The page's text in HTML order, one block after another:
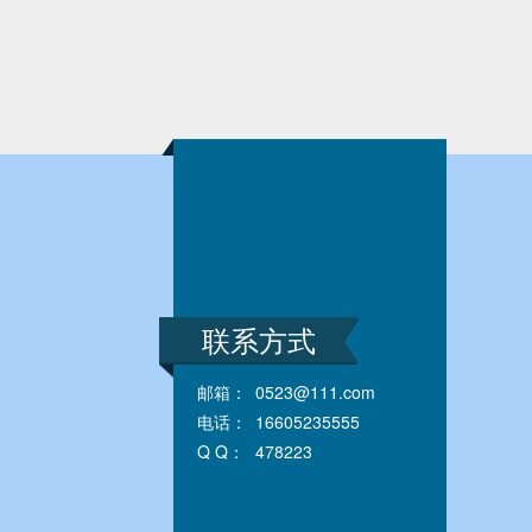
联系方式
邮箱：
0523@111.com
电话：
16605235555
Q Q：
478223